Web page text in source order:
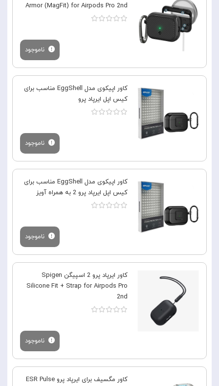
Armor (MagFit) for Airpods Pro 2nd
ناموجود
کاور اپیکوی مدل EggShell مناسب برای
کیس اپل ایرپاد پرو
ناموجود
کاور اپیکوی مدل EggShell مناسب برای
کیس اپل ایرپاد پرو 2 به همراه آویز
ناموجود
کاور ایرپاد پرو 2 اسپیگن Spigen
Silicone Fit + Strap for Airpods Pro
2nd
ناموجود
کاور مگسیف برای ایرپاد پرو ESR Pulse